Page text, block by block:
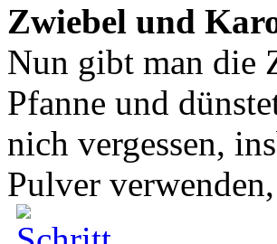
Zwiebel und
Nun gibt man die
Pfanne und
nich vergessen,
Pulver